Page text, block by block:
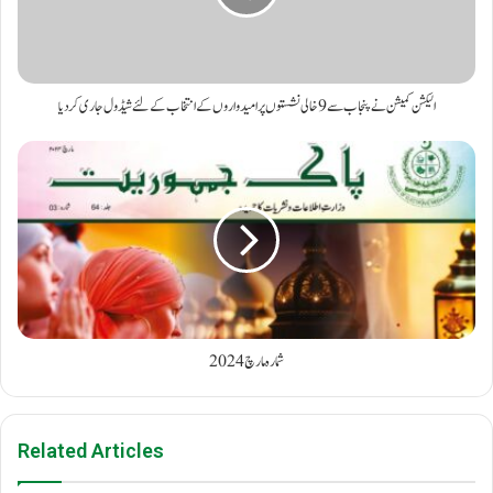
الیکشن کمیشن نے پنجاب سے 9 خالی نشستوں پر امیدواروں کے انتخاب کے لئے شیڈول جاری کر دیا
شمارہ مارچ 2024
Related Articles